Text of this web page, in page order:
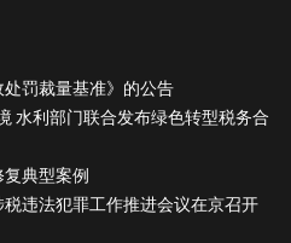
罚裁量基准》的公告
水利部门联合发布绿色转型税务合
典型案例
违法犯罪工作推进会议在京召开